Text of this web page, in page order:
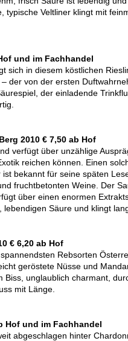
typische Veltliner klingt mit
und im Fachhandel
sich in diesem köstlichen
der von der ersten
der einladende
2010 € 7,50 ab Hof
verfügt über unzählige
reichen können. Einen
bekannt für seine späten
fruchtbetonten Weine. Der
über einen enormen
Säure und klingt
€ 6,20 ab Hof
Rebsorten
geröstete Nüsse und
Biss, unglaublich charmant,
mit Länge.
Hof und im Fachhandel
abgeschlagen hinter